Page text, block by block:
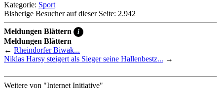
Kategorie: Sport
Bisherige Besucher auf dieser Seite: 2.942
Meldungen Blättern i
Meldungen Blättern
← Rheindorfer Biwak...
Niklas Harsy steigert als Sieger seine Hallenbestz... →
Weitere von "Internet Initiative"